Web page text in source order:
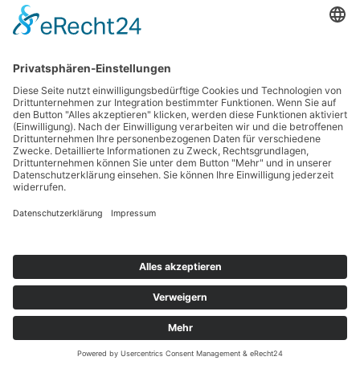
ist, dass es ab nächstes Jahr auch
ein Walking Angebot geben wird.
Ergebnisse
Zurück
Kontakt Impressum